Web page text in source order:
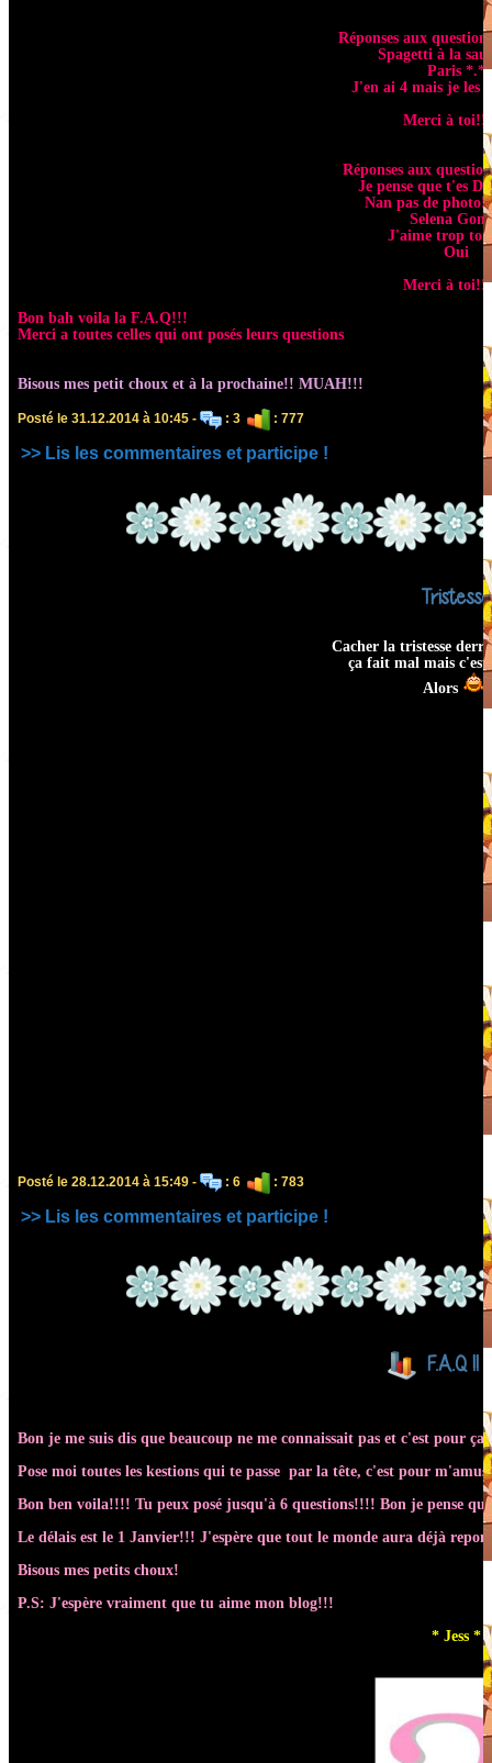
Réponses aux
Spagetti à la
Paris *.*
J'en ai 4 mais je les
Merci à toi!!
Réponses aux
Je pense que t'es
Nan pas de
Selena
J'aime trop
Oui
Merci à toi!!
Bon bah voila la F.A.Q!!!
Merci a toutes celles qui ont posés leurs questions
Bisous mes petit choux et à la prochaine!! MUAH!!!
Posté le 31.12.2014 à 10:45 - : 3 : 777
>> Lis les commentaires et participe !
Tristesse
Cacher la tristesse
ça fait mal mais
Alors
Posté le 28.12.2014 à 15:49 - : 6 : 783
>> Lis les commentaires et participe !
F.A.Q
Bon je me suis dis que beaucoup ne me connaissait pas et c'est pour
Pose moi toutes les kestions qui te passe par la tête, c'est pour
Bon ben voila!!!! Tu peux posé jusqu'à 6 questions!!!! Bon je pense
Le délais est le 1 Janvier!!! J'espère que tout le monde aura déjà
Bisous mes petits choux!
P.S: J'espère vraiment que tu aime mon blog!!!
* Jess *